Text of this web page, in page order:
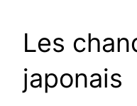
Les
japonais